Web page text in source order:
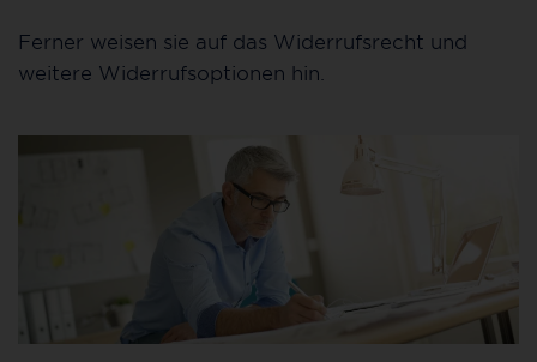
Ferner weisen sie auf das Widerrufsrecht und
weitere Widerrufsoptionen hin.